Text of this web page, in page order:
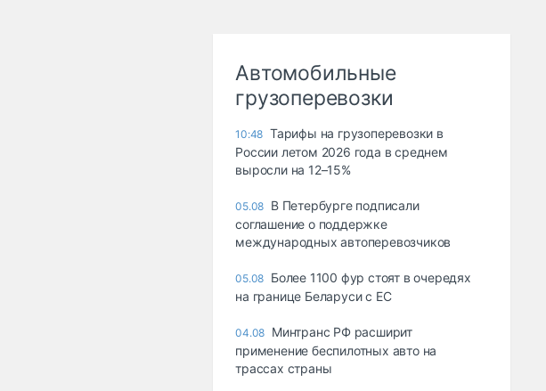
Автомобильные
грузоперевозки
10:48 Тарифы на грузоперевозки в
России летом 2026 года в среднем
выросли на 12–15%
05.08 В Петербурге подписали
соглашение о поддержке
международных автоперевозчиков
05.08 Более 1100 фур стоят в очередях
на границе Беларуси с ЕС
04.08 Минтранс РФ расширит
применение беспилотных авто на
трассах страны